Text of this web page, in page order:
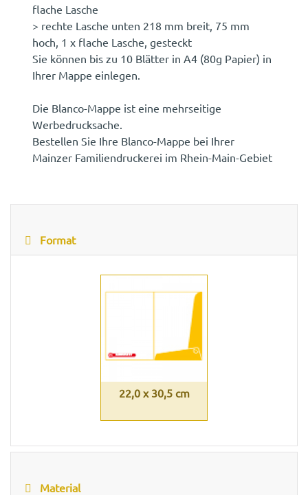
flache Lasche
> rechte Lasche unten 218 mm breit, 75 mm
hoch, 1 x flache Lasche, gesteckt
Sie können bis zu 10 Blätter in A4 (80g Papier) in
Ihrer Mappe einlegen.
Die Blanco-Mappe ist eine mehrseitige
Werbedrucksache.
Bestellen Sie Ihre Blanco-Mappe bei Ihrer
Mainzer Familiendruckerei im Rhein-Main-Gebiet
Format
22,0 x 30,5 cm
Material